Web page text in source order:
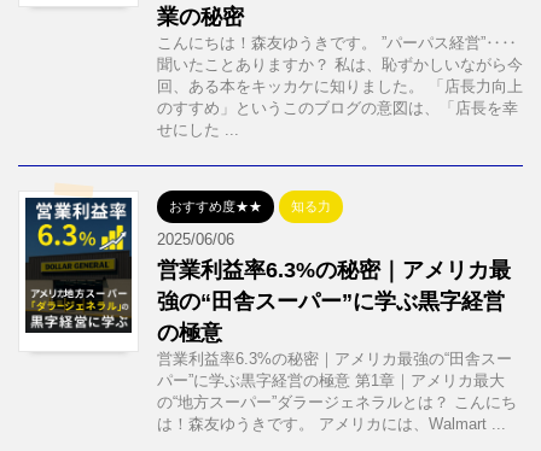
業の秘密
こんにちは！森友ゆうきです。 ”パーパス経営”‥‥
聞いたことありますか？ 私は、恥ずかしいながら今
回、ある本をキッカケに知りました。 「店長力向上
のすすめ」というこのブログの意図は、「店長を幸
せにした ...
おすすめ度★★ 知る力
2025/06/06
営業利益率6.3%の秘密｜アメリカ最
強の“田舎スーパー”に学ぶ黒字経営
の極意
営業利益率6.3%の秘密｜アメリカ最強の“田舎スー
パー”に学ぶ黒字経営の極意 第1章｜アメリカ最大
の“地方スーパー”ダラージェネラルとは？ こんにち
は！森友ゆうきです。 アメリカには、Walmart ...